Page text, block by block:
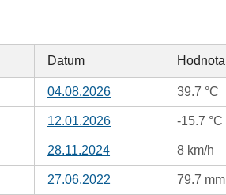
Datum Hodnota
04.08.2026 39.7 °C
12.01.2026 -15.7 °C
28.11.2024 8 km/h
27.06.2022 79.7 mm